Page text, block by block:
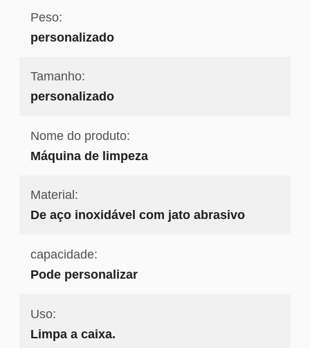
Peso:
personalizado
Tamanho:
personalizado
Nome do produto:
Máquina de limpeza
Material:
De aço inoxidável com jato abrasivo
capacidade:
Pode personalizar
Uso:
Limpa a caixa.